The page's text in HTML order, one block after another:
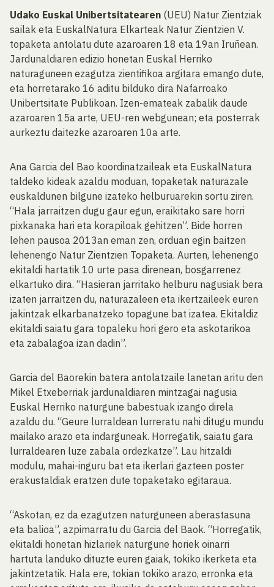
Udako Euskal Unibertsitatearen (UEU) Natur Zientziak
sailak eta EuskalNatura Elkarteak Natur Zientzien V.
topaketa antolatu dute azaroaren 18 eta 19an Iruñean.
Jardunaldiaren edizio honetan Euskal Herriko
naturaguneen ezagutza zientifikoa argitara emango dute,
eta horretarako 16 aditu bilduko dira Nafarroako
Unibertsitate Publikoan. Izen-emateak zabalik daude
azaroaren 15a arte, UEU-ren webgunean; eta posterrak
aurkeztu daitezke azaroaren 10a arte.
Ana Garcia del Bao koordinatzaileak eta EuskalNatura
taldeko kideak azaldu moduan, topaketak naturazale
euskaldunen bilgune izateko helburuarekin sortu ziren.
“Hala jarraitzen dugu gaur egun, eraikitako sare horri
pixkanaka hari eta korapiloak gehitzen”. Bide horren
lehen pausoa 2013an eman zen, orduan egin baitzen
lehenengo Natur Zientzien Topaketa. Aurten, lehenengo
ekitaldi hartatik 10 urte pasa direnean, bosgarrenez
elkartuko dira. “Hasieran jarritako helburu nagusiak bera
izaten jarraitzen du, naturazaleen eta ikertzaileek euren
jakintzak elkarbanatzeko topagune bat izatea. Ekitaldiz
ekitaldi saiatu gara topaleku hori gero eta askotarikoa
eta zabalagoa izan dadin”.
Garcia del Baorekin batera antolatzaile lanetan aritu den
Mikel Etxeberriak jardunaldiaren mintzagai nagusia
Euskal Herriko naturgune babestuak izango direla
azaldu du. “Geure lurraldean lurreratu nahi ditugu mundu
mailako arazo eta indarguneak. Horregatik, saiatu gara
lurraldearen luze zabala ordezkatze”. Lau hitzaldi
modulu, mahai-inguru bat eta ikerlari gazteen poster
erakustaldiak eratzen dute topaketako egitaraua.
“Askotan, ez da ezagutzen naturguneen aberastasuna
eta balioa”, azpimarratu du Garcia del Baok. “Horregatik,
ekitaldi honetan hizlariek naturgune horiek oinarri
hartuta landuko dituzte euren gaiak, tokiko ikerketa eta
jakintzetatik. Hala ere, tokian tokiko arazo, erronka eta